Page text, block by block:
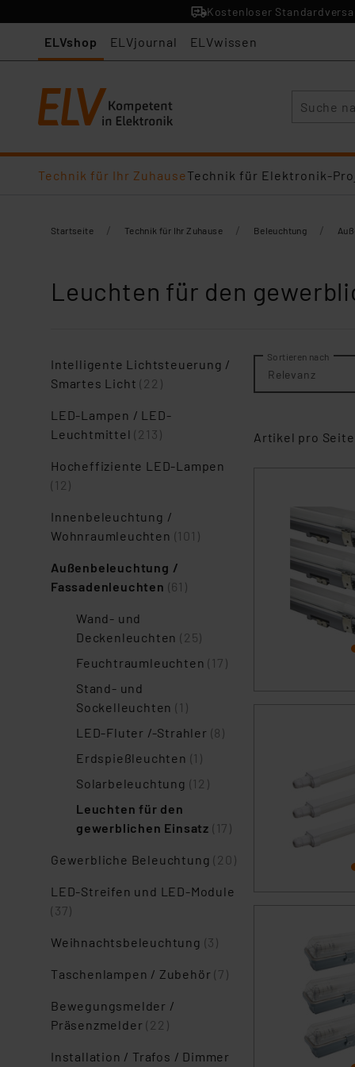
Kostenloser
ELVshop ELVjournal ELVwissen
Technik für Ihr ZuhauseTechnik für Elektronik-
Startseite / Technik für Ihr Zuhause / Beleuchtung /
Leuchten für den
Intelligente Lichtsteuerung /
Smartes Licht(22)
LED-Lampen / LED-
Leuchtmittel(213)
Hocheffiziente LED-Lampen
(12)
Innenbeleuchtung /
Wohnraumleuchten (101)
Außenbeleuchtung /
Fassadenleuchten (61)
Wand- und
Deckenleuchten(25)
Feuchtraumleuchten(17)
Stand- und
Sockelleuchten(1)
LED-Fluter /-Strahler (8)
Erdspießleuchten (1)
Solarbeleuchtung (12)
Leuchten für den
gewerblichen Einsatz (17)
Gewerbliche Beleuchtung(20)
LED-Streifen und LED-Module
(37)
Weihnachtsbeleuchtung (3)
Taschenlampen / Zubehör(7)
Bewegungsmelder /
Präsenzmelder(22)
Installation / Trafos / Dimmer
Sortieren nach
Relevanz
Artikel pro